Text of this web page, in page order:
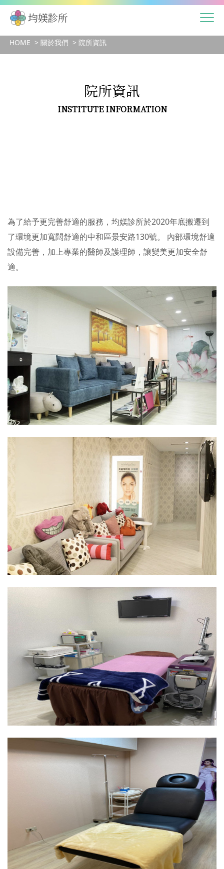
HOME 關於我們 院所資訊
院所資訊
INSTITUTE INFORMATION
為了給予更完善舒適的服務，均媄診所於2020年底搬遷到
了環境更加寬闊舒適的中和區景安路130號。 內部環境舒適
設備完善，加上專業的醫師及護理師，讓變美更加安全舒
適。